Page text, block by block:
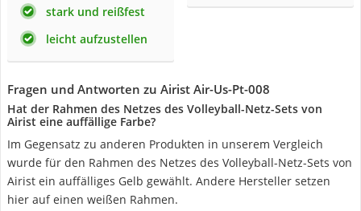
stark und reißfest
leicht aufzustellen
Fragen und Antworten zu Airist ‎Air-Us-Pt-008
Hat der Rahmen des Netzes des Volleyball-Netz-Sets von
Airist eine auffällige Farbe?
Im Gegensatz zu anderen Produkten in unserem Vergleich
wurde für den Rahmen des Netzes des Volleyball-Netz-Sets von
Airist ein auffälliges Gelb gewählt. Andere Hersteller setzen
hier auf einen weißen Rahmen.